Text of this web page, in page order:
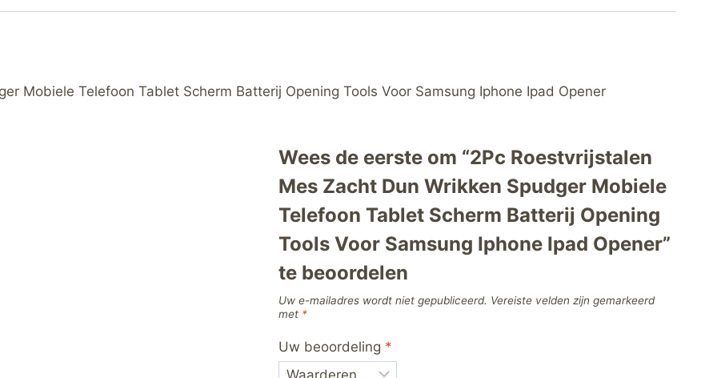
Opening
Iphone
Mobiele Telefoon Tablet Scherm Batterij Opening Tools Voor Samsung Iphone Ipad Opener
Wees de eerste om “2Pc Roestvrijstalen
Mes Zacht Dun Wrikken Spudger Mobiele
Telefoon Tablet Scherm Batterij Opening
Tools Voor Samsung Iphone Ipad Opener”
te beoordelen
Uw e-mailadres wordt niet gepubliceerd. Vereiste velden zijn gemarkeerd
met *
Uw beoordeling *